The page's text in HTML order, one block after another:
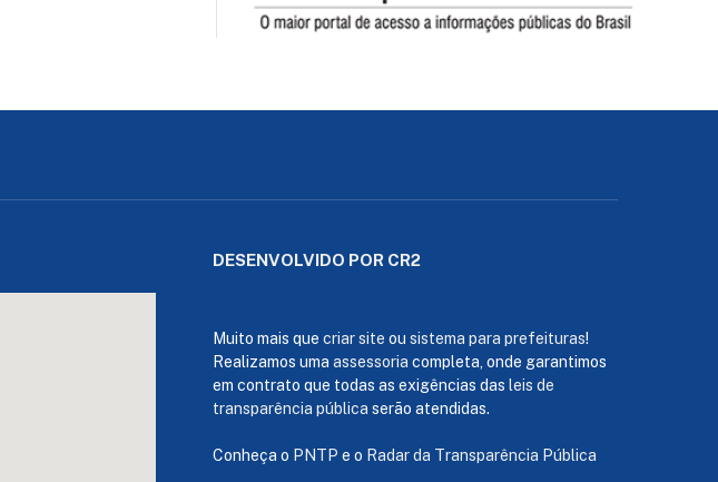
DESENVOLVIDO POR CR2
Muito mais que criar site ou sistema para prefeituras!
Realizamos uma assessoria completa, onde garantimos
em contrato que todas as exigências das leis de
transparência pública serão atendidas.
Conheça o PNTP e o Radar da Transparência Pública